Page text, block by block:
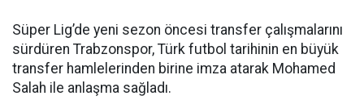
Süper Lig’de yeni sezon öncesi transfer çalışmalarını
sürdüren Trabzonspor, Türk futbol tarihinin en büyük
transfer hamlelerinden birine imza atarak Mohamed
Salah ile anlaşma sağladı.